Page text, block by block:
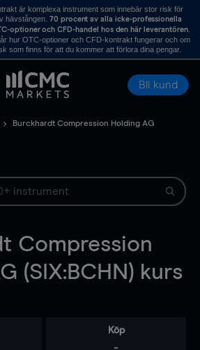
är komplexa instrument som innebär stor risk för
hävstången. 70 procent av alla icke-professionella
optioner och CFD-handel hos den här leverantören.
hur OTC-optioner och CFD-kontrakt fungerar och om
som finns för att du kommer att förlora dina pengar.
Bli kund
Burckhardt Compression Holding AG
Compression
(SIX:BCHN) kurs
Köp